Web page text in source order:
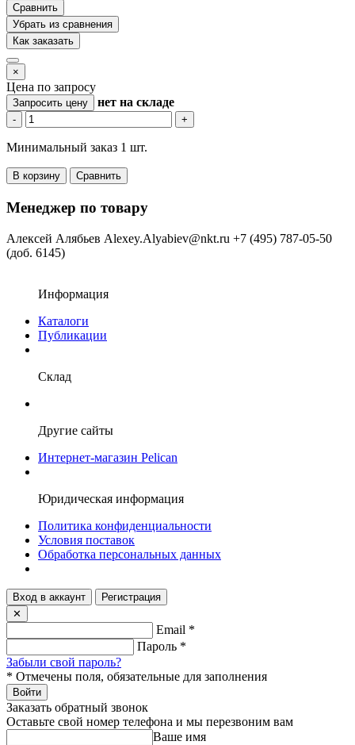
Сравнить
Убрать из сравнения
Как заказать
×
Цена по запросу
Запросить цену нет на складе
- +
Минимальный заказ 1 шт.
В корзину Сравнить
Менеджер по товару
Алексей Алябьев Alexey.Alyabiev@nkt.ru +7 (495) 787-05-50
(доб. 6145)
Информация
Каталоги
Публикации
Склад
Другие сайты
Интернет-магазин Pelican
Юридическая информация
Политика конфиденциальности
Условия поставок
Обработка персональных данных
Вход в аккаунт
Регистрация
✕
Email *
Пароль *
Забыли свой пароль?
* Отмечены поля, обязательные для заполнения
Войти
Заказать обратный звонок
Оставьте свой номер телефона и мы перезвоним вам
Ваше имя